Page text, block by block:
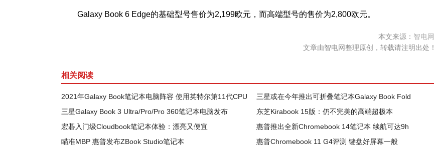
Galaxy Book 6 Edge的基础型号售价为2,199欧元，而高端型号的售价为2,800欧元。
本文来源： 智电网
文章由智电网整理原创，转载请注明出处！
相关阅读
2021年Galaxy Book笔记本电脑阵容 使用英特尔第11代CPU
三星或在今年推出可折叠笔记本Galaxy Book Fold
三星Galaxy Book 3 Ultra/Pro/Pro 360笔记本电脑发布
东芝Kirabook 15版：仍不完美的高端超极本
宏碁入门级Cloudbook笔记本体验：漂亮又便宜
惠普推出全新Chromebook 14笔记本 续航可达9h
瞄准MBP 惠普发布ZBook Studio笔记本
惠普Chromebook 11 G4评测 键盘好屏幕一般